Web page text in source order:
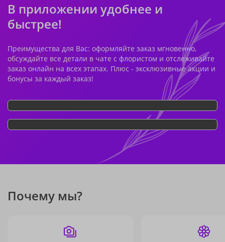
В приложении удобнее и
быстрее!
Преимущества для Вас: оформляйте заказ мгновенно,
обсуждайте все детали в чате с флористом и отслеживайте
заказ онлайн на всех этапах. Плюс - эксклюзивные акции и
бонусы за каждый заказ!
Почему мы?